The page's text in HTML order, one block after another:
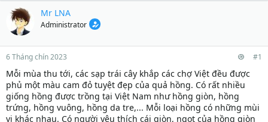
Mr LNA
Administrator
6 Tháng chín 2023 #1
Mỗi mùa thu tới, các sạp trái cây khắp các chợ Việt đều được
phủ một màu cam đỏ tuyệt đẹp của quả hồng. Có rất nhiều
giống hồng được trồng tại Việt Nam như hồng giòn, hồng
trứng, hồng vuông, hồng da tre,... Mỗi loại hồng có những mùi
vị khác nhau. Có người yêu thích cái giòn, ngọt của hồng giòn